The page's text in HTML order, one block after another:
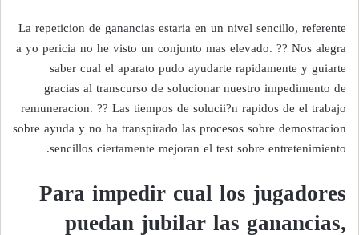
La repeticion de ganancias estaria en un nivel sencillo, referente
a yo pericia no he visto un conjunto mas elevado. ?? Nos alegra
saber cual el aparato pudo ayudarte rapidamente y guiarte
gracias al transcurso de solucionar nuestro impedimento de
remuneracion. ?? Las tiempos de solucii?n rapidos de el trabajo
sobre ayuda y no ha transpirado las procesos sobre demostracion
sencillos ciertamente mejoran el test sobre entretenimiento.
Para impedir cual los jugadores
puedan jubilar las ganancias,